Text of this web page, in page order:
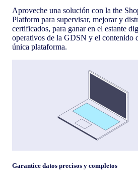
Aproveche una solución con la the
Platform para supervisar, mejorar y
certificados, para ganar en el estante
operativos de la GDSN y el contenido
única plataforma.
Garantice datos precisos y completos